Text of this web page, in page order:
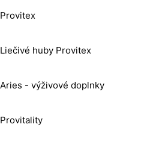
Provitex
Liečivé huby Provitex
Aries - výživové doplnky
Provitality